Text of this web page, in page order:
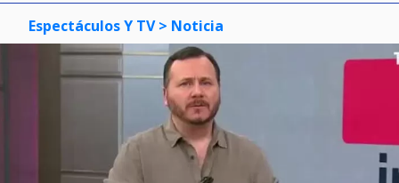
Espectáculos Y TV > Noticia